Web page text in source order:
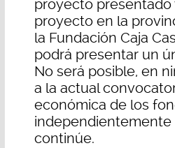
proyecto presentado
proyecto en la
la Fundación Caja
podrá presentar un
No será posible, en
a la actual
económica de los
continúe.